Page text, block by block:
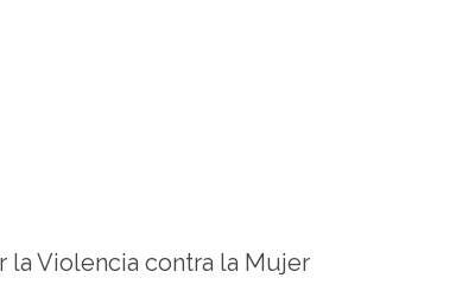
la Violencia contra la Mujer